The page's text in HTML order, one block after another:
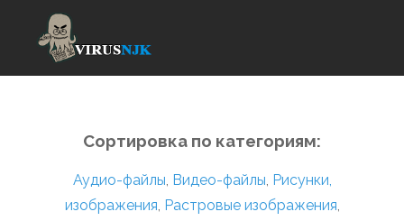
Сортировка по категориям:
Аудио-файлы, Видео-файлы, Рисунки,
изображения, Растровые изображения,